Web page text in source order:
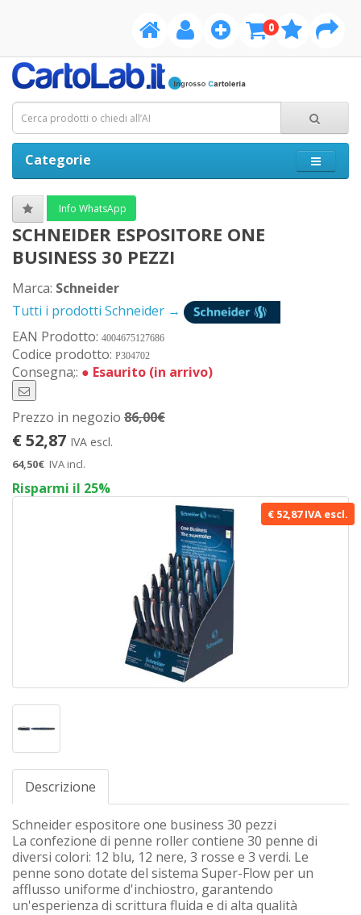
0
Categorie
€ 52,87 IVA escl.
Descrizione
Schneider espositore one business 30 pezzi
La confezione di penne roller contiene 30 penne di
diversi colori: 12 blu, 12 nere, 3 rosse e 3 verdi. Le
penne sono dotate del sistema Super-Flow per un
afflusso uniforme d'inchiostro, garantendo
un'esperienza di scrittura fluida e di alta qualità
Info WhatsApp
SCHNEIDER ESPOSITORE ONE
BUSINESS 30 PEZZI
Marca: Schneider
Tutti i prodotti Schneider →
EAN Prodotto: 4004675127686
Codice prodotto: P304702
Consegna;: ● Esaurito (in arrivo)
Prezzo in negozio 86,00€
€ 52,87 IVA escl.
64,50€ IVA incl.
Risparmi il 25%